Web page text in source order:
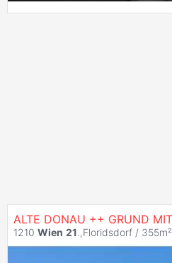
1210 Wien 21.,Floridsdorf / 355m²